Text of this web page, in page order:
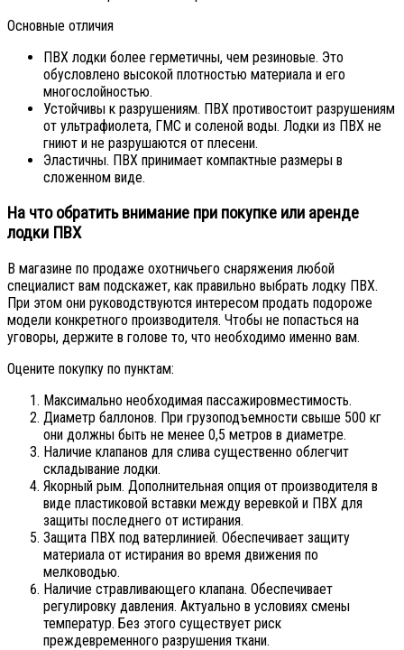
Основные отличия
ПВХ лодки более герметичны, чем резиновые. Это
обусловлено высокой плотностью материала и его
многослойностью.
Устойчивы к разрушениям. ПВХ противостоит разрушениям
от ультрафиолета, ГМС и соленой воды. Лодки из ПВХ не
гниют и не разрушаются от плесени.
Эластичны. ПВХ принимает компактные размеры в
сложенном виде.
На что обратить внимание при покупке или аренде
лодки ПВХ
В магазине по продаже охотничьего снаряжения любой
специалист вам подскажет, как правильно выбрать лодку ПВХ.
При этом они руководствуются интересом продать подороже
модели конкретного производителя. Чтобы не попасться на
уговоры, держите в голове то, что необходимо именно вам.
Оцените покупку по пунктам:
Максимально необходимая пассажировместимость.
Диаметр баллонов. При грузоподъемности свыше 500 кг
они должны быть не менее 0,5 метров в диаметре.
Наличие клапанов для слива существенно облегчит
складывание лодки.
Якорный рым. Дополнительная опция от производителя в
виде пластиковой вставки между веревкой и ПВХ для
защиты последнего от истирания.
Защита ПВХ под ватерлинией. Обеспечивает защиту
материала от истирания во время движения по
мелководью.
Наличие стравливающего клапана. Обеспечивает
регулировку давления. Актуально в условиях смены
температур. Без этого существует риск
преждевременного разрушения ткани.